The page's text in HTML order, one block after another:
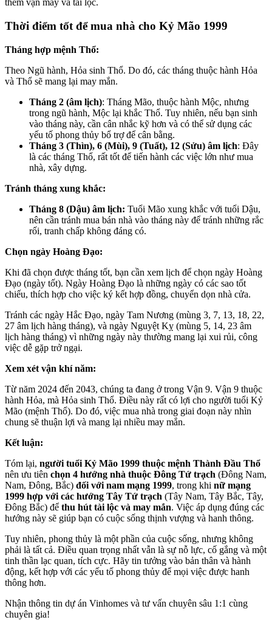
thêm vận may và tài lộc.
Thời điểm tốt để mua nhà cho Kỷ Mão 1999
Tháng hợp mệnh Thổ:
Theo Ngũ hành, Hỏa sinh Thổ. Do đó, các tháng thuộc hành Hỏa
và Thổ sẽ mang lại may mắn.
Tháng 2 (âm lịch): Tháng Mão, thuộc hành Mộc, nhưng
trong ngũ hành, Mộc lại khắc Thổ. Tuy nhiên, nếu bạn sinh
vào tháng này, cần cân nhắc kỹ hơn và có thể sử dụng các
yếu tố phong thủy bổ trợ để cân bằng.
Tháng 3 (Thìn), 6 (Mùi), 9 (Tuất), 12 (Sửu) âm lịch: Đây
là các tháng Thổ, rất tốt để tiến hành các việc lớn như mua
nhà, xây dựng.
Tránh tháng xung khắc:
Tháng 8 (Dậu) âm lịch: Tuổi Mão xung khắc với tuổi Dậu,
nên cần tránh mua bán nhà vào tháng này để tránh những rắc
rối, tranh chấp không đáng có.
Chọn ngày Hoàng Đạo:
Khi đã chọn được tháng tốt, bạn cần xem lịch để chọn ngày Hoàng
Đạo (ngày tốt). Ngày Hoàng Đạo là những ngày có các sao tốt
chiếu, thích hợp cho việc ký kết hợp đồng, chuyển dọn nhà cửa.
Tránh các ngày Hắc Đạo, ngày Tam Nương (mùng 3, 7, 13, 18, 22,
27 âm lịch hàng tháng), và ngày Nguyệt Kỵ (mùng 5, 14, 23 âm
lịch hàng tháng) vì những ngày này thường mang lại xui rủi, công
việc dễ gặp trở ngại.
Xem xét vận khí năm:
Từ năm 2024 đến 2043, chúng ta đang ở trong Vận 9. Vận 9 thuộc
hành Hỏa, mà Hỏa sinh Thổ. Điều này rất có lợi cho người tuổi Kỷ
Mão (mệnh Thổ). Do đó, việc mua nhà trong giai đoạn này nhìn
chung sẽ thuận lợi và mang lại nhiều may mắn.
Kết luận:
Tóm lại, người tuổi Kỷ Mão 1999 thuộc mệnh Thành Đầu Thổ
nên ưu tiên chọn 4 hướng nhà thuộc Đông Tứ trạch (Đông Nam,
Nam, Đông, Bắc) đối với nam mạng 1999, trong khi nữ mạng
1999 hợp với các hướng Tây Tứ trạch (Tây Nam, Tây Bắc, Tây,
Đông Bắc) để thu hút tài lộc và may mắn. Việc áp dụng đúng các
hướng này sẽ giúp bạn có cuộc sống thịnh vượng và hanh thông.
Tuy nhiên, phong thủy là một phần của cuộc sống, nhưng không
phải là tất cả. Điều quan trọng nhất vẫn là sự nỗ lực, cố gắng và một
tinh thần lạc quan, tích cực. Hãy tin tưởng vào bản thân và hành
động, kết hợp với các yếu tố phong thủy để mọi việc được hanh
thông hơn.
Nhận thông tin dự án Vinhomes và tư vấn chuyên sâu 1:1 cùng
chuyên gia!